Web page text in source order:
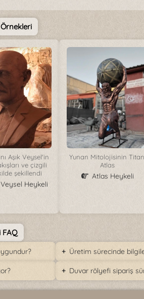
Aşık Veysel'in
ve çizgili
şekillendi
Veysel Heykeli
Yunan Mitolojisinin
Atlas
Atlas Heykeli
Üretim sürecinde
Duvar rölyefi sipariş